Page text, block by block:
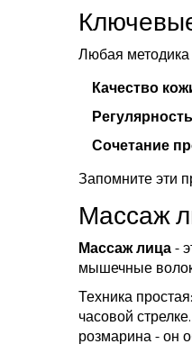
Любая методика
Качество
Регулярность
Сочетание
Запомните эти
Массаж
Массаж лица-
мышечные
Техника
часовой
розмарина - он